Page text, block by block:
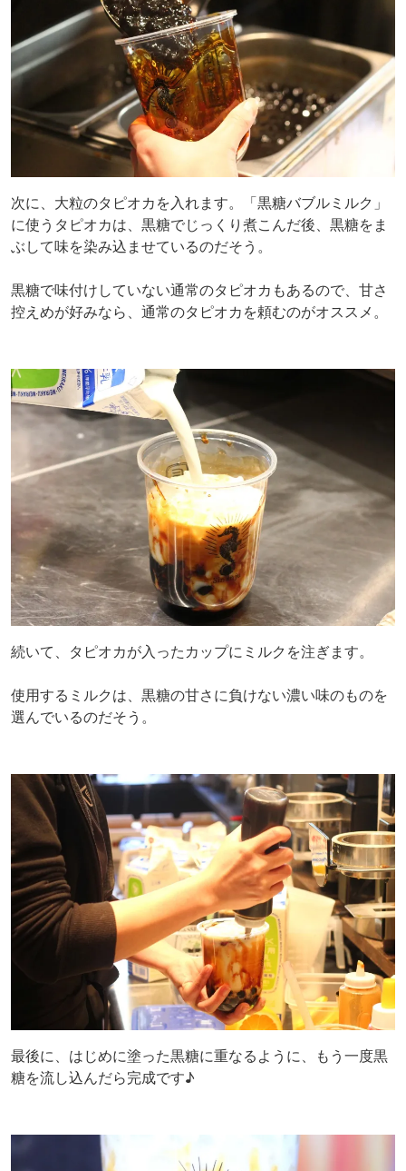
次に、大粒のタピオカを入れます。「黒糖バブルミルク」
に使うタピオカは、黒糖でじっくり煮こんだ後、黒糖をま
ぶして味を染み込ませているのだそう。
黒糖で味付けしていない通常のタピオカもあるので、甘さ
控えめが好みなら、通常のタピオカを頼むのがオススメ。
続いて、タピオカが入ったカップにミルクを注ぎます。
使用するミルクは、黒糖の甘さに負けない濃い味のものを
選んでいるのだそう。
最後に、はじめに塗った黒糖に重なるように、もう一度黒
糖を流し込んだら完成です♪